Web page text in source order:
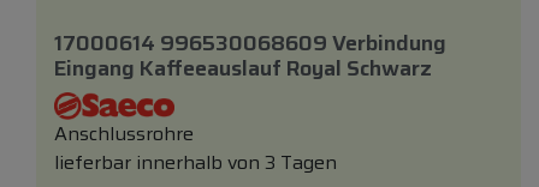
17000614 996530068609 Verbindung
Eingang Kaffeeauslauf Royal Schwarz
Anschlussrohre
lieferbar innerhalb von 3 Tagen